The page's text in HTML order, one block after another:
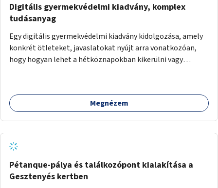
Digitális gyermekvédelmi kiadvány, komplex
tudásanyag
Egy digitális gyermekvédelmi kiadvány kidolgozása, amely
konkrét ötleteket, javaslatokat nyújt arra vonatkozóan,
hogy hogyan lehet a hétköznapokban kikerülni vagy
Megnézem
Pétanque-pálya és találkozópont kialakítása a
Gesztenyés kertben